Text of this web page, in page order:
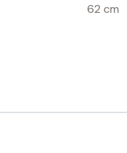
62 cm